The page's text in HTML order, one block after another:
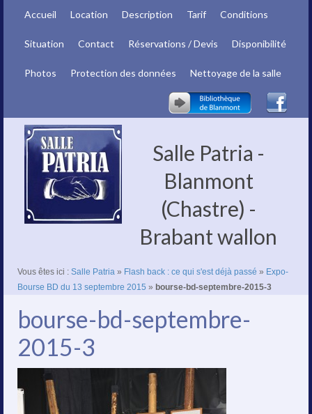
Accueil Location Description Tarif Conditions
Situation Contact Réservations / Devis Disponibilité
Photos Protection des données Nettoyage de la salle
Salle Patria -
Blanmont
(Chastre) -
Brabant wallon
Vous êtes ici : Salle Patria » Flash back : ce qui s'est déjà passé » Expo-
Bourse BD du 13 septembre 2015 » bourse-bd-septembre-2015-3
bourse-bd-septembre-
2015-3